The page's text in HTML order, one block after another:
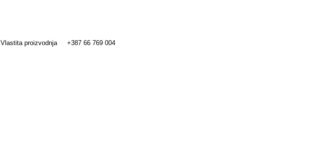
Vlastita proizvodnja +387 66 769 004